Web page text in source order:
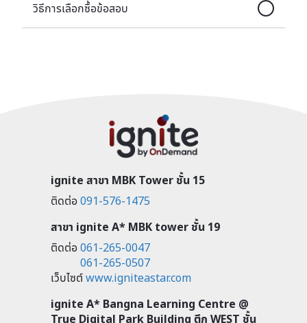
วิธีการเลือกซื้อข้อสอบ
ignite สาขา MBK Tower ชั้น 15
ติดต่อ091-576-1475
สาขา ignite A* MBK tower ชั้น 19
ติดต่อ061-265-0047
061-265-0507
เว็บไซต์www.igniteastar.com
ignite A* Bangna Learning Centre @
True Digital Park Building ตึก WEST ชั้น